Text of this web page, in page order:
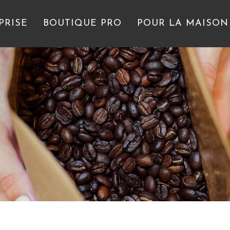
BOUTIQUE PRO POUR LA MAISON